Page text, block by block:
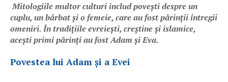
Mitologiile multor culturi includ povești despre un
cuplu, un bărbat și o femeie, care au fost părinții întregii
omeniri. În tradițiile evreiești, creștine și islamice,
acești primi părinți au fost Adam și Eva.
Povestea lui Adam și a Evei